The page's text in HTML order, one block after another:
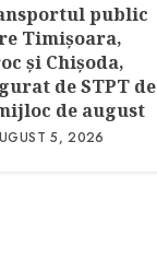
public
Timişoara,
şi Chişoda,
de STPT de
de august
5, 2026